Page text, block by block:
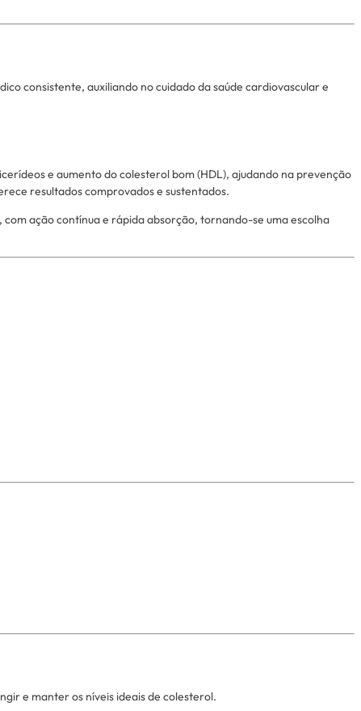
consistente, auxiliando no cuidado da saúde cardiovascular e
e aumento do colesterol bom (HDL), ajudando na prevenção
resultados comprovados e sustentados.
ação contínua e rápida absorção, tornando-se uma escolha
e manter os níveis ideais de colesterol.